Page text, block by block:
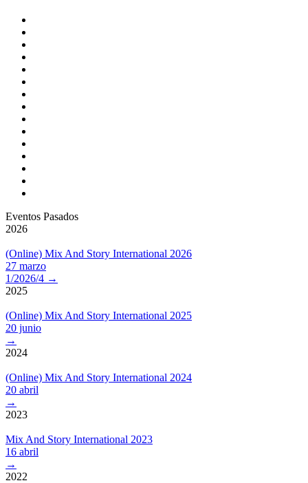
Eventos Pasados
2026
(Online) Mix And Story International 2026
27 marzo
1/2026/4 →
2025
(Online) Mix And Story International 2025
20 junio
→
2024
(Online) Mix And Story International 2024
20 abril
→
2023
Mix And Story International 2023
16 abril
→
2022